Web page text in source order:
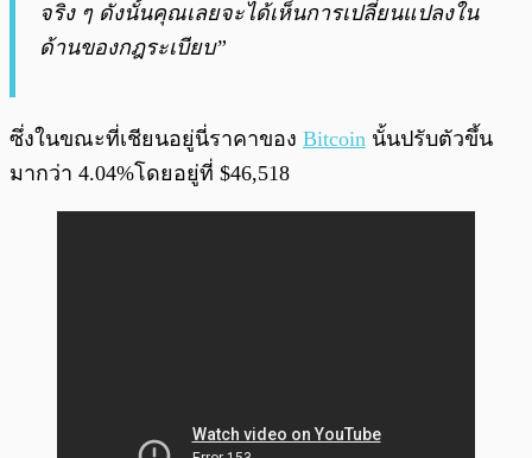
จริง ๆ ดังนั้นคุณเลยจะได้เห็นการเปลี่ยนแปลงใน
ด้านของกฎระเบียบ”
ซึ่งในขณะที่เชียนอยู่นี่ราคาของ Bitcoin นั้นปรับตัวขึ้น
มากว่า 4.04%โดยอยู่ที่ $46,518